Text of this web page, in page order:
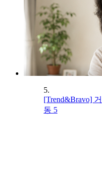
5.
[Trend&Bravo]
동 5